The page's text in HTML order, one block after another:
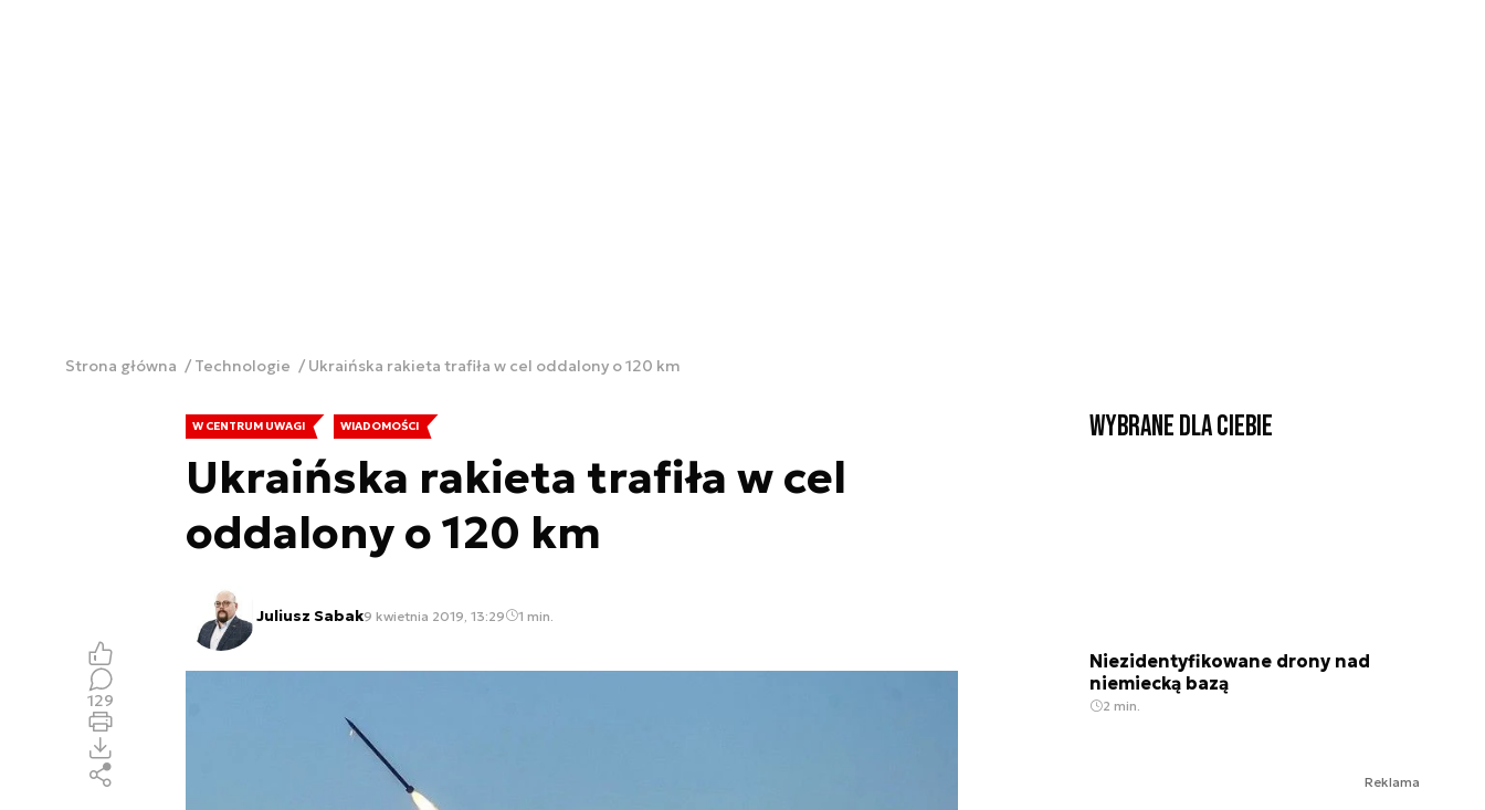
Strona główna Technologie Ukraińska rakieta trafiła w cel oddalony o 120 km
W CENTRUM UWAGI WIADOMOŚCI
Ukraińska rakieta trafiła w cel
oddalony o 120 km
Juliusz Sabak9 kwietnia 2019, 13:29 1 min.
129
Wybrane dla Ciebie
Niezidentyfikowane drony nad
niemiecką bazą
2 min.
Reklama